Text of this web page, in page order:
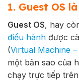
1. Guest OS
Guest OS, hay
điều hành được
(Virtual Machine –
một bản sao của
chạy trực tiếp